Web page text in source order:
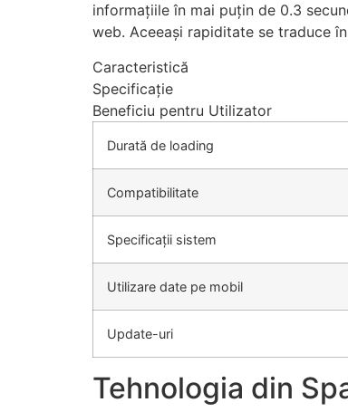
informațiile în mai puțin de 0.3
web. Aceeași rapiditate se traduce
Caracteristică
Specificație
Beneficiu pentru Utilizator
Durată de loading
Compatibilitate
Specificații sistem
Utilizare date pe mobil
Update-uri
Tehnologia din